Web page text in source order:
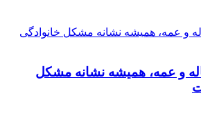
و عمه، همیشه نشانه مشکل